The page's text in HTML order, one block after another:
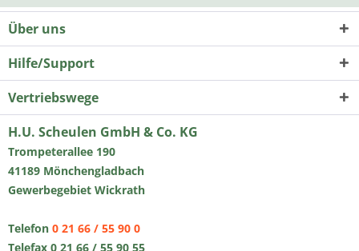
Über uns
Hilfe/Support
Vertriebswege
H.U. Scheulen GmbH & Co. KG
Trompeterallee 190
41189 Mönchengladbach
Gewerbegebiet Wickrath
Telefon 0 21 66 / 55 90 0
Telefax 0 21 66 / 55 90 55